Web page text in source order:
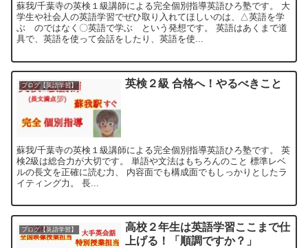
蘇我/千葉寺の英検１級講師による完全個別指導英語ひろ塾です。 大
学生や社会人の英語学習でぜひ取り入れてほしいのは、△英語を学
ぶ のではなく〇英語で学ぶ という発想です。 英語はあくまで道
具で、英語を使って会話をしたり、英語を使...
ブログ【英語学習】 英検２級 合格へ！やるべきこと
蘇我/千葉寺の英検１級講師による完全個別指導英語ひろ塾です。 英
検2級は総合力が大切です。 単語や文法はもちろんのこと 標準レベ
ルの長文を正確に読む力、 内容面でも構成面でもしっかりとしたラ
イティング力。 長...
ブログ【英語学習】
高校２年生は英語学習ここまで仕
上げる！「順調ですか？」